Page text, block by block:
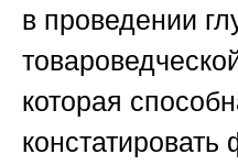
в проведении
которая
констатировать